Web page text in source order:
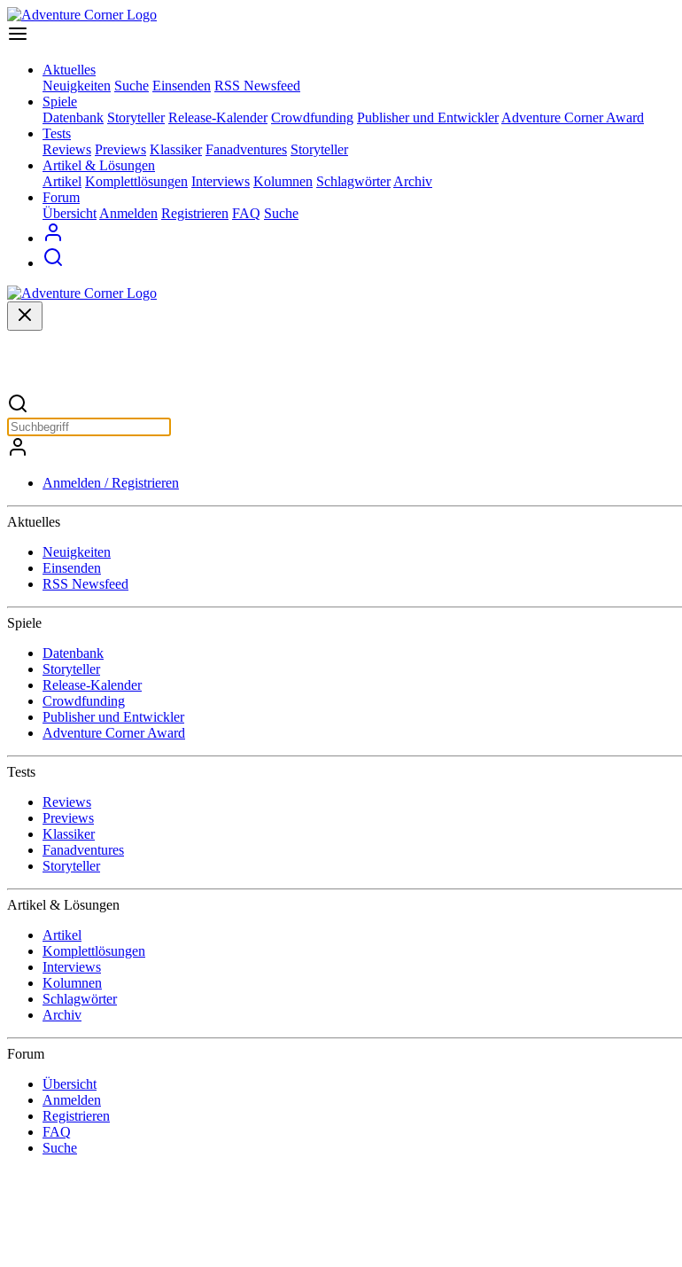
Aktuelles
Neuigkeiten Suche Einsenden RSS Newsfeed
Spiele
Datenbank Storyteller Release-Kalender Crowdfunding Publisher und Entwickler Adventure Corner Award
Tests
Reviews Previews Klassiker Fanadventures Storyteller
Artikel & Lösungen
Artikel Komplettlösungen Interviews Kolumnen Schlagwörter Archiv
Forum
Übersicht Anmelden Registrieren FAQ Suche
Anmelden / Registrieren
Aktuelles
Neuigkeiten
Einsenden
RSS Newsfeed
Spiele
Datenbank
Storyteller
Release-Kalender
Crowdfunding
Publisher und Entwickler
Adventure Corner Award
Tests
Reviews
Previews
Klassiker
Fanadventures
Storyteller
Artikel & Lösungen
Artikel
Komplettlösungen
Interviews
Kolumnen
Schlagwörter
Archiv
Forum
Übersicht
Anmelden
Registrieren
FAQ
Suche